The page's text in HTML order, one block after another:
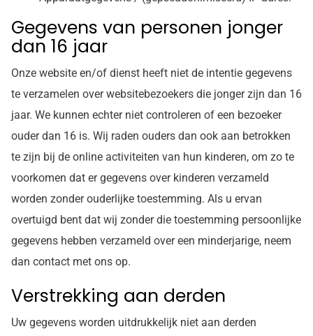
Gegevens van personen jonger
dan 16 jaar
Onze website en/of dienst heeft niet de intentie gegevens
te verzamelen over websitebezoekers die jonger zijn dan 16
jaar. We kunnen echter niet controleren of een bezoeker
ouder dan 16 is. Wij raden ouders dan ook aan betrokken
te zijn bij de online activiteiten van hun kinderen, om zo te
voorkomen dat er gegevens over kinderen verzameld
worden zonder ouderlijke toestemming. Als u ervan
overtuigd bent dat wij zonder die toestemming persoonlijke
gegevens hebben verzameld over een minderjarige, neem
dan contact met ons op.
Verstrekking aan derden
Uw gegevens worden uitdrukkelijk niet aan derden